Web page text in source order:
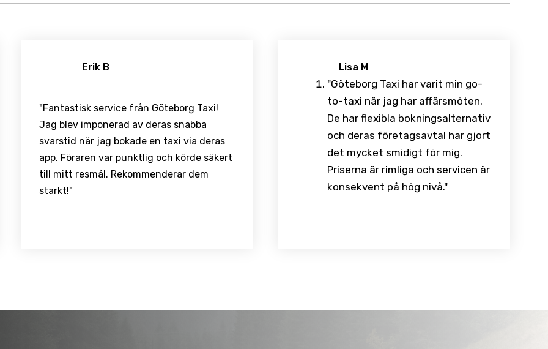
Erik B
"Fantastisk service från Göteborg Taxi!
Jag blev imponerad av deras snabba
svarstid när jag bokade en taxi via deras
app. Föraren var punktlig och körde säkert
till mitt resmål. Rekommenderar dem
starkt!"
Lisa M
"Göteborg Taxi har varit min go-
to-taxi när jag har affärsmöten.
De har flexibla bokningsalternativ
och deras företagsavtal har gjort
det mycket smidigt för mig.
Priserna är rimliga och servicen är
konsekvent på hög nivå."